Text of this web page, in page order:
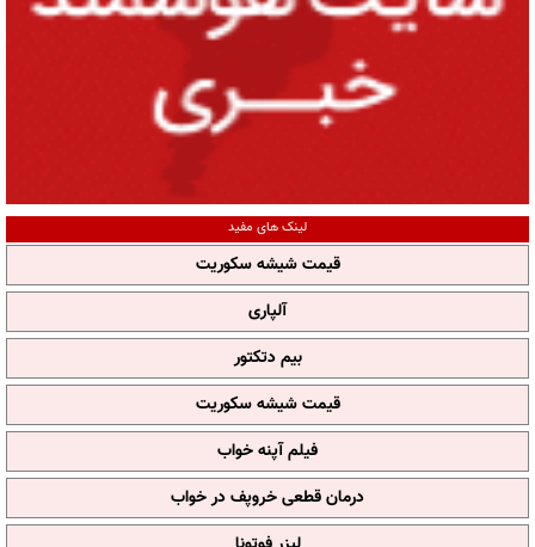
لینک های مفید
قیمت شیشه سکوریت
آلپاری
بیم دتکتور
قیمت شیشه سکوریت
فیلم آپنه خواب
درمان قطعی خروپف در خواب